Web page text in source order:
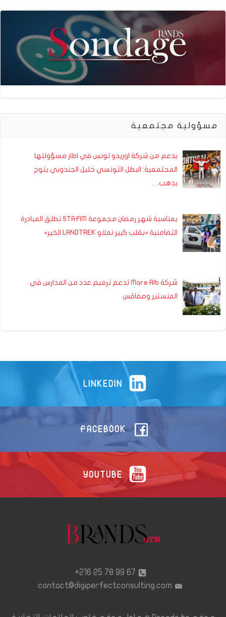
مسؤولية مجتمعية
بدعم من شركة اوريدو تونس في اطار مسؤولتها
المجتمعية: البطل التونسي خليل الجندوبي يتوج
بذهب…
بمناسبة شهر رمضان مجموعة STAFIM تطلق المبادرة
التضامنية «بقلب كبير نملاو LANDTREK الخير»
شركة Mare Alb تدعم ترميم عدد من المدارس في
المنستير وصفاقس
LINKEDIN
FACEBOOK
YOUTUBE
67 99 78 25 216+
contact@digiperfectconsulting.com